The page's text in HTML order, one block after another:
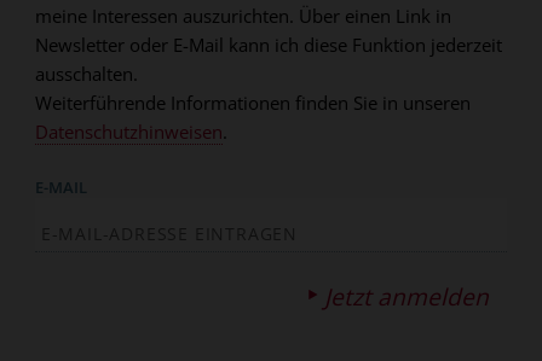
meine Interessen auszurichten. Über einen Link in
Newsletter oder E-Mail kann ich diese Funktion jederzeit
ausschalten.
Weiterführende Informationen finden Sie in unseren
Datenschutzhinweisen.
E-MAIL
Jetzt anmelden